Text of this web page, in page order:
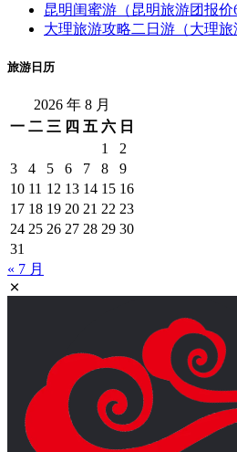
昆明闺蜜游（昆明旅游团报价
大理旅游攻略二日游（大理旅
旅游日历
2026 年 8 月
一 二 三 四 五 六 日
1
2
3
4 5 6 7 8
9
10 11 12 13 14 15 16
17 18 19 20 21 22 23
24 25 26 27 28 29 30
31
« 7 月